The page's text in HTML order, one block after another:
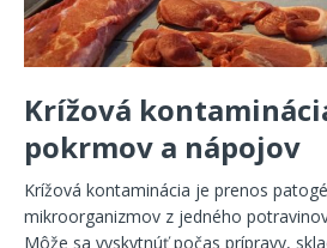
Krížová
pokrmov a nápojov
Krížová kontaminácia je prenos
mikroorganizmov z jedného
Môže sa vyskytnúť počas prípravy,